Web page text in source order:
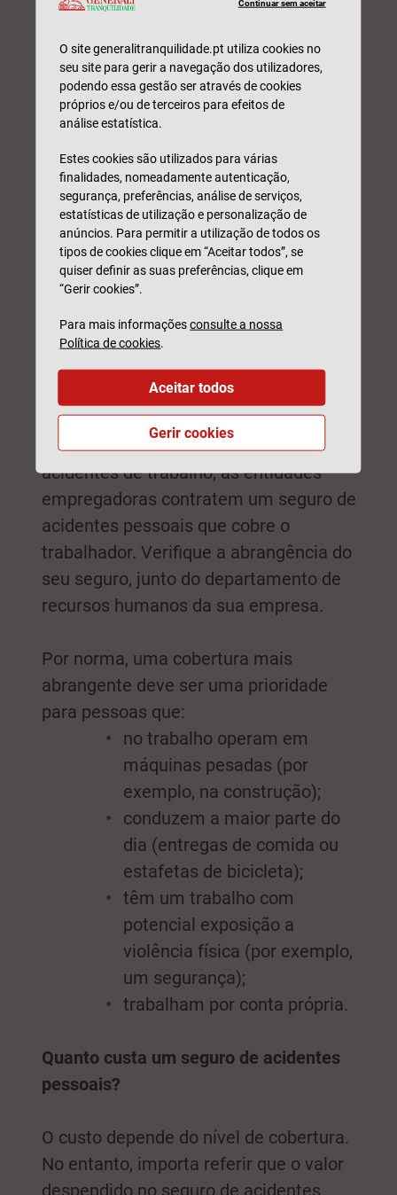
também depende de quanto é que lhe
pode custar – e à sua família – não
poder trabalhar, ou se falecer de forma
inesperada. Uma cobertura de
incapacidade temporária permite
receber um valor predefinido (que
deverá ter em conta o seu salário) por
dia de incapacidade. Dependendo do
risco que esteja coberto, a este
pagamento pode ser acumulada uma
acidentes de trabalho, ou subsídio por
baixa decorrente de acidente, que
eventualmente receba.
É comum que, além do seguro de
acidentes de trabalho, as entidades
empregadoras contratem um seguro de
acidentes pessoais que cobre o
trabalhador. Verifique a abrangência do
seu seguro, junto do departamento de
recursos humanos da sua empresa.
Por norma, uma cobertura mais
abrangente deve ser uma prioridade
para pessoas que:
no trabalho operam em
máquinas pesadas (por
exemplo, na construção);
conduzem a maior parte do
dia (entregas de comida ou
estafetas de bicicleta);
têm um trabalho com
potencial exposição a
violência física (por exemplo,
um segurança);
trabalham por conta própria.
Quanto custa um seguro de acidentes
pessoais?
O custo depende do nível de cobertura.
No entanto, importa referir que o valor
Continuar sem aceitar
O site generalitranquilidade.pt utiliza cookies no
seu site para gerir a navegação dos utilizadores,
podendo essa gestão ser através de cookies
próprios e/ou de terceiros para efeitos de
análise estatística.
Estes cookies são utilizados para várias
finalidades, nomeadamente autenticação,
segurança, preferências, análise de serviços,
estatísticas de utilização e personalização de
anúncios. Para permitir a utilização de todos os
tipos de cookies clique em “Aceitar todos”, se
quiser definir as suas preferências, clique em
“Gerir cookies”.
Para mais informaçõesconsulte a nossa
Política de cookies.
Gerir cookies
Aceitar todos